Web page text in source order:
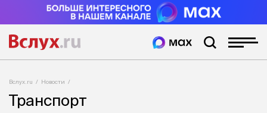
Вслух.ru Новости
Транспорт